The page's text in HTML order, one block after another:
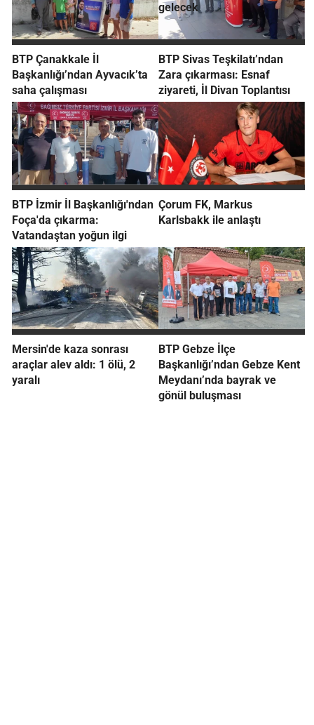
gelecek
BTP Çanakkale İl
Başkanlığı’ndan Ayvacık’ta
saha çalışması
BTP Sivas Teşkilatı’ndan
Zara çıkarması: Esnaf
ziyareti, İl Divan Toplantısı
BTP İzmir İl Başkanlığı'ndan
Foça'da çıkarma:
Vatandaştan yoğun ilgi
Çorum FK, Markus
Karlsbakk ile anlaştı
Mersin'de kaza sonrası
araçlar alev aldı: 1 ölü, 2
yaralı
BTP Gebze İlçe
Başkanlığı’ndan Gebze Kent
Meydanı’nda bayrak ve
gönül buluşması